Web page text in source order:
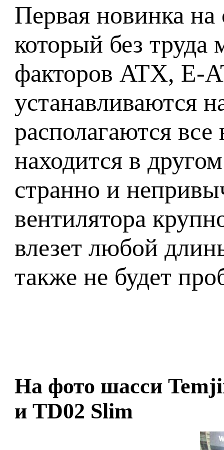
Первая новинка
который без
факторов ATX, E-
устанавливаются
располагаются
находится в
странно и
вентилятора
влезет любой
также не будет
На фото шасси
и TD02 Slim